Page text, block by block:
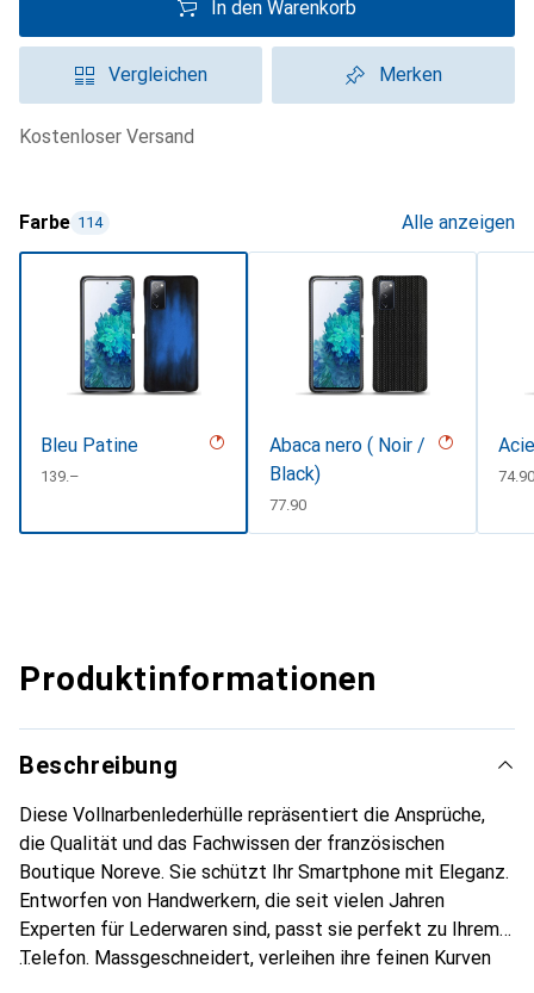
In den Warenkorb
Vergleichen Merken
kostenloser Versand
Farbe 114 Alle anzeigen
Bleu Patine
CHF
139.–
Abaca nero ( Noir /
Black)
CHF
77.90
CHF
Produktinformationen
Beschreibung
Diese Vollnarbenlederhülle repräsentiert die Ansprüche,
die Qualität und das Fachwissen der französischen
Boutique Noreve. Sie schützt Ihr Smartphone mit Eleganz.
Entworfen von Handwerkern, die seit vielen Jahren
Experten für Lederwaren sind, passt sie perfekt zu Ihrem
Telefon. Massgeschneidert, verleihen ihre feinen Kurven